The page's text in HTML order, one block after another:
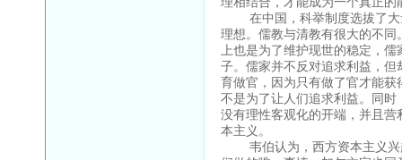
在中国，科举制度选拔了大量
理想。儒教与清教有很大的不
上也是为了维护现世的稳定，
子。儒家并不反对追求利益，
育做官，因为只有做了官才能
不是为了让人们追求利益。同
没有理性客观化的开端，并且
本主义。
韦伯认为，西方资本主义兴